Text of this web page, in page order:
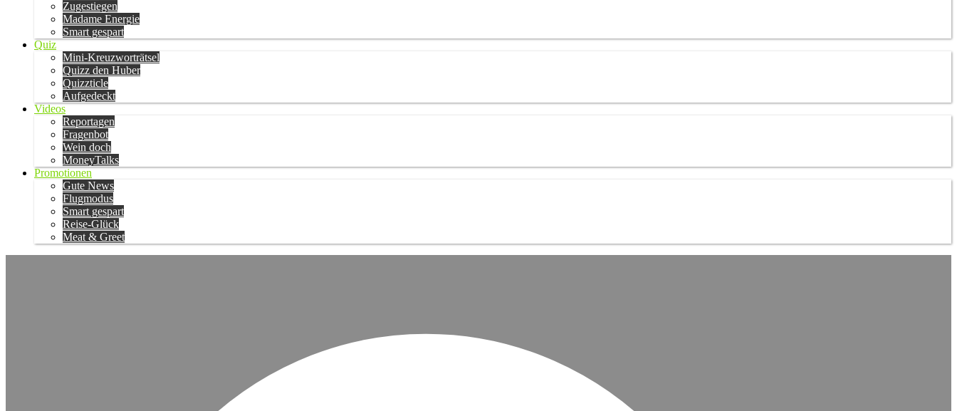
Zugestiegen
Madame Energie
Smart gespart
Quiz
Mini-Kreuzworträtsel
Quizz den Huber
Quizzticle
Aufgedeckt
Videos
Reportagen
Fragenbot
Wein doch
MoneyTalks
Promotionen
Gute News
Flugmodus
Smart gespart
Reise-Glück
Meat & Greet